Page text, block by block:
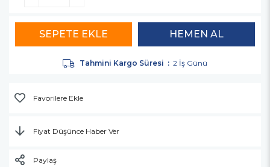
Tahmini Kargo Süresi : 2 İş Günü
Favorilere Ekle
Fiyat Düşünce Haber Ver
Paylaş